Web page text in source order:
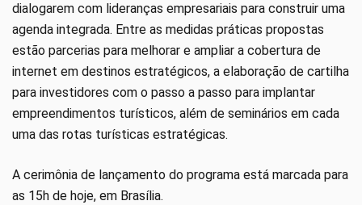
dialogarem com lideranças empresariais para construir uma
agenda integrada. Entre as medidas práticas propostas
estão parcerias para melhorar e ampliar a cobertura de
internet em destinos estratégicos, a elaboração de cartilha
para investidores com o passo a passo para implantar
empreendimentos turísticos, além de seminários em cada
uma das rotas turísticas estratégicas.
A cerimônia de lançamento do programa está marcada para
as 15h de hoje, em Brasília.